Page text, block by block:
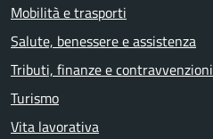
Mobilità e trasporti
Salute, benessere e assistenza
Tributi, finanze e contravvenzioni
Turismo
Vita lavorativa